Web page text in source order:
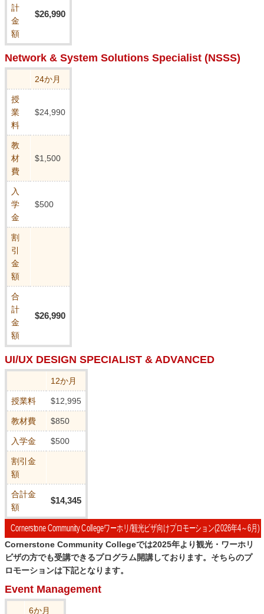
計
金
額
$26,990
Network & System Solutions Specialist (NSSS)
24か月
授
業
料
$24,990
教
材
費
$1,500
入
学
金
$500
割
引
金
額
合
計
金
額
$26,990
UI/UX DESIGN SPECIALIST & ADVANCED
12か月
授業料 $12,995
教材費 $850
入学金 $500
割引金
額
合計金
額
$14,345
Cornerstone Community Collegeワーホリ/観光ビザ向けプロモーション(2026年4～6月)
Cornerstone Community Collegeでは2025年より観光・ワーホリ
ビザの方でも受講できるプログラム開講しております。そちらのプ
ロモーションは下記となります。
Event Management
6か月